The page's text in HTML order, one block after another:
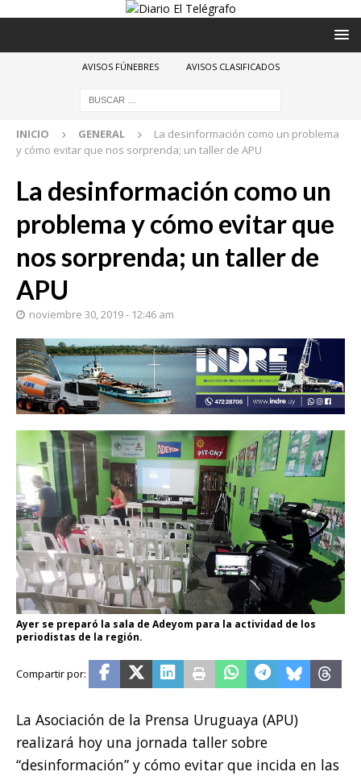
AVISOS FÚNEBRES AVISOS CLASIFICADOS
INICIO GENERAL
La desinformación como un problema
y cómo evitar que nos sorprenda; un taller de APU
La desinformación como un
problema y cómo evitar que
nos sorprenda; un taller de
APU
noviembre 30, 2019 - 12:46 am
Ayer se preparó la sala de Adeyom para la actividad de los
periodistas de la región.
La Asociación de la Prensa Uruguaya (APU)
realizará hoy una jornada taller sobre
“desinformación” y cómo evitar que incida en las